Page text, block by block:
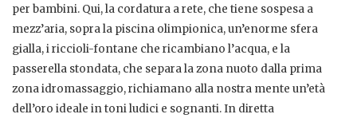
per bambini. Qui, la cordatura a rete, che tiene sospesa a
mezz’aria, sopra la piscina olimpionica, un’enorme sfera
gialla, i riccioli-fontane che ricambiano l’acqua, e la
passerella stondata, che separa la zona nuoto dalla prima
zona idromassaggio, richiamano alla nostra mente un’età
dell’oro ideale in toni ludici e sognanti. In diretta